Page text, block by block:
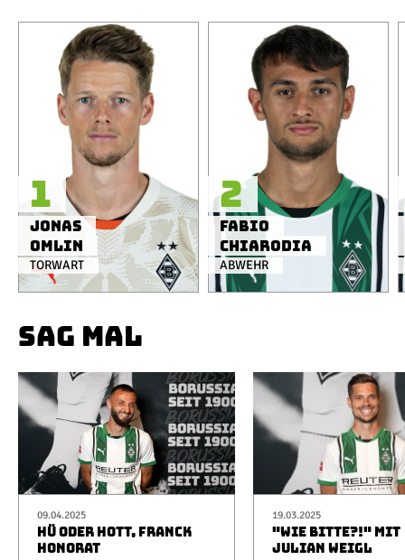
TORWART
Jonas
Omlin
1
ABWEHR
Fabio
Chiarodia
2
SAG MAL
09.04.2025
HÜ ODER HOTT, FRANCK
HONORAT
19.03.2025
"WIE BITTE?!" MIT
JULIAN WEIGL